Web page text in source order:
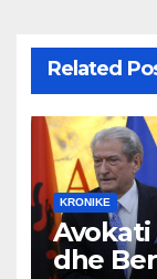
Related
KRONIKE
Avokati
dhe